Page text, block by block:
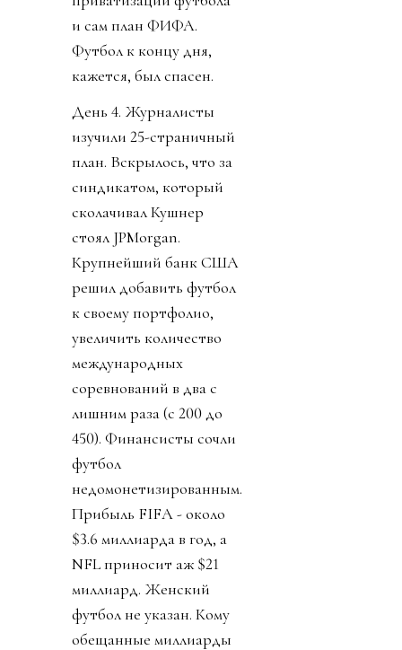
и сам план ФИФА.
Футбол к концу дня,
кажется, был спасен.
День 4. Журналисты
изучили 25-страничный
план. Вскрылось, что за
синдикатом, который
сколачивал Кушнер
стоял JPMorgan.
Крупнейший банк США
решил добавить футбол
к своему портфолио,
увеличить количество
международных
соревнований в два с
лишним раза (с 200 до
450). Финансисты сочли
футбол
недомонетизированным.
Прибыль FIFA - около
$3.6 миллиарда в год, а
NFL приносит аж $21
миллиард. Женский
футбол не указан. Кому
обещанные миллиарды